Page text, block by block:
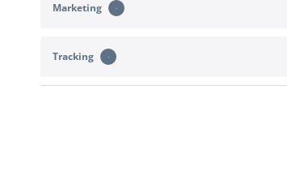
b2c@sportimport.de
Marketing
Tracking